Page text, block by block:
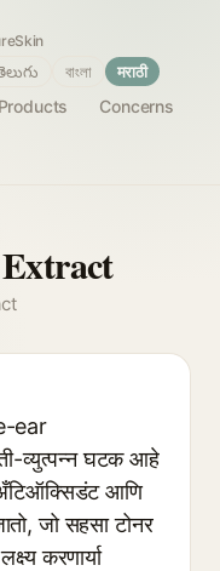
Products
Concerns
বাংলা मराठी
ear
व्युत्पन्न घटक आहे
आणि
जो सहसा टोनर
करणार्या